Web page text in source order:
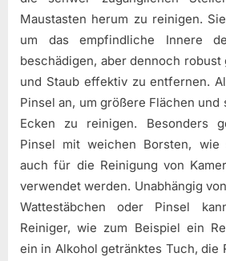
Maustasten herum zu reinigen.
um das empfindliche Innere
beschädigen, aber dennoch robust
und Staub effektiv zu entfernen.
Pinsel an, um größere Flächen
Ecken zu reinigen. Besonders
Pinsel mit weichen Borsten, wie
auch für die Reinigung von
verwendet werden. Unabhängig
Wattestäbchen oder Pinsel
Reiniger, wie zum Beispiel ein
ein in Alkohol getränktes Tuch, die